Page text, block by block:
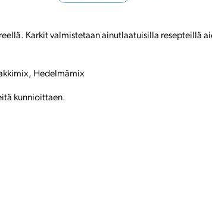
Karkit valmistetaan ainutlaatuisilla resepteillä
Hedelmämix
kunnioittaen.